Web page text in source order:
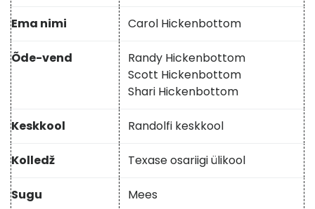
Ema nimi Carol Hickenbottom
Õde-vend
Randy Hickenbottom
Scott Hickenbottom
Shari Hickenbottom
Keskkool Randolfi keskkool
Kolledž Texase osariigi ülikool
Sugu Mees